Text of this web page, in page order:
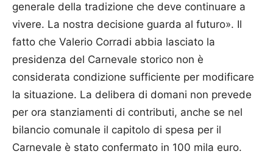
generale della tradizione che deve continuare a
vivere. La nostra decisione guarda al futuro». Il
fatto che Valerio Corradi abbia lasciato la
presidenza del Carnevale storico non è
considerata condizione sufficiente per modificare
la situazione. La delibera di domani non prevede
per ora stanziamenti di contributi, anche se nel
bilancio comunale il capitolo di spesa per il
Carnevale è stato confermato in 100 mila euro.